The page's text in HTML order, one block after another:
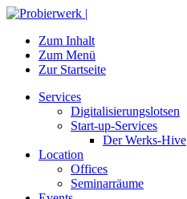
Zum Inhalt
Zum Menü
Zur Startseite
Services
Digitalisierungslotsen
Start-up-Services
Der Werks-Hive
Location
Offices
Seminarräume